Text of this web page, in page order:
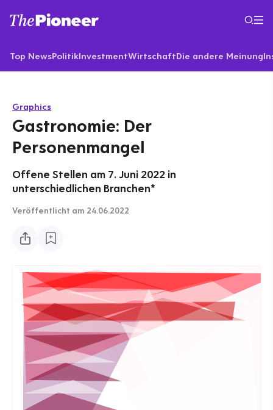
Top NewsPolitikInvestmentWirtschaftDie andere Meinung
Graphics
Gastronomie: Der
Personenmangel
Offene Stellen am 7. Juni 2022 in
unterschiedlichen Branchen*
Veröffentlicht am 24.06.2022